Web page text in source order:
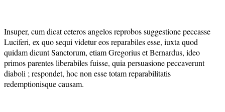
Insuper, cum dicat ceteros angelos reprobos suggestione peccasse
Luciferi, ex quo sequi videtur eos reparabiles esse, iuxta quod
quidam dicunt Sanctorum, etiam Gregorius et Bernardus, ideo
primos parentes liberabiles fuisse, quia persuasione peccaverunt
diaboli ; respondet, hoc non esse totam reparabilitatis
redemptionisque causam.